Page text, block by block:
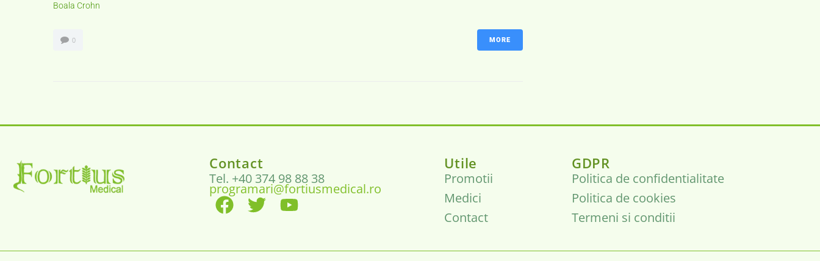
Boala Crohn
0 MORE
Contact
Tel. +40 374 98 88 38
programari@fortiusmedical.ro
Utile
Promotii
Medici
Contact
GDPR
Politica de confidentialitate
Politica de cookies
Termeni si conditii